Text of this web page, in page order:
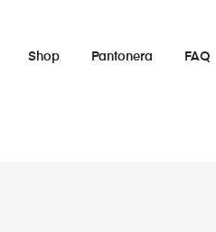
Shop Pantonera FAQ